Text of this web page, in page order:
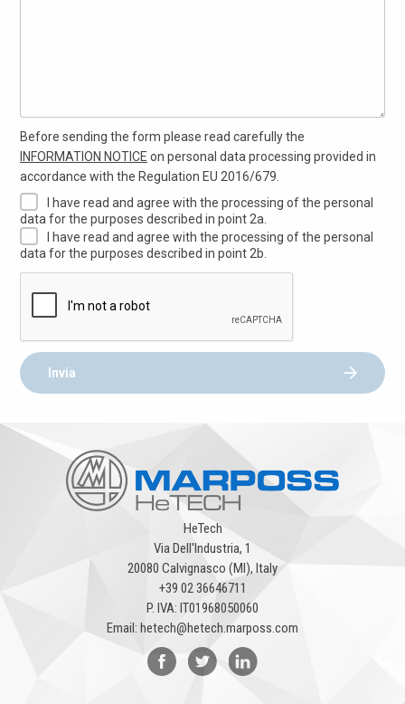
Before sending the form please read carefully the
INFORMATION NOTICE on personal data processing provided in
accordance with the Regulation EU 2016/679.
I have read and agree with the processing of the personal
data for the purposes described in point 2a.
I have read and agree with the processing of the personal
data for the purposes described in point 2b.
Invia
HeTech
Via Dell'Industria, 1
20080 Calvignasco (MI), Italy
+39 02 36646711
P. IVA: IT01968050060
Email: hetech@hetech.marposs.com